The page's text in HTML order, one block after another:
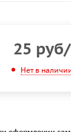
25 руб
Нет в